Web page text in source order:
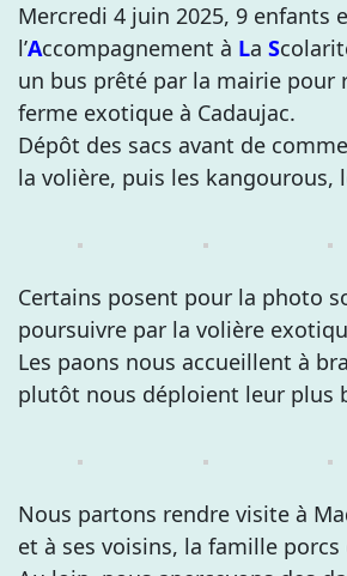
Mercredi 4 juin 2025, 9 enfants
l’Accompagnement à La S
un bus prêté par la mairie pour
ferme exotique à Cadaujac.
Dépôt des sacs avant de
la volière, puis les kangourous,
Certains posent pour la photo
poursuivre par la volière
Les paons nous accueillent à
plutôt nous déploient leur plus
Nous partons rendre visite à
et à ses voisins, la famille porcs